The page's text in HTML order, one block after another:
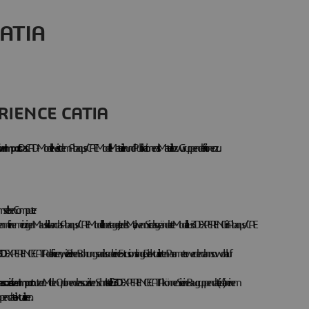
CATIA
Imports. Das CAD-Modell weist dem Abaqus/CAE Modell Materialien und Publikationen als Material- bzw. Gruppendefinitionen zu.
Computer.
einem einzigen Mausklick an das Abaqus/CAE Modell übertragen. Jedes Mal, wenn Sie das geänderte Modell aus 3DEXPERIENCE in Abaqus/CAE
EXPERIENCE CATIA definieren, wie z. B. einen Bohrungsradius oder eine Extrusionslänge. Die aktualisierten Parameter werden dann sowohl auf
Importnutzen. Mit den Optionen der assoziativen Schnittstelle für3DEXPERIENCE CATIA können Sie eine Baugruppendatei (.eaf) an einem
aktualisieren.